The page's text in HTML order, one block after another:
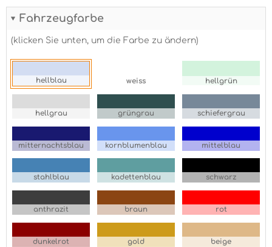
Fahrzeugfarbe
(klicken Sie unten, um die Farbe zu ändern)
hellblau weiss hellgrün
hellgrau grüngrau schiefergrau
mitternachtsblau kornblumenblau mittelblau
stahlblau kadettenblau schwarz
anthrazit braun rot
dunkelrot gold beige